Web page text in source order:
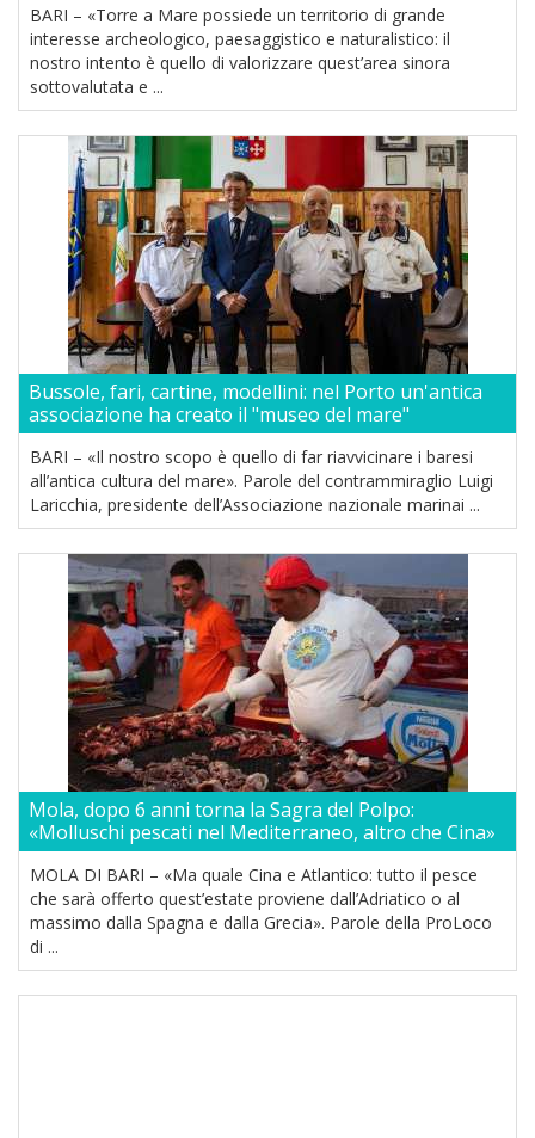
BARI – «Torre a Mare possiede un territorio di grande
interesse archeologico, paesaggistico e naturalistico: il
nostro intento è quello di valorizzare quest’area sinora
sottovalutata e ...
Bussole, fari, cartine, modellini: nel Porto un'antica
associazione ha creato il "museo del mare"
BARI – «Il nostro scopo è quello di far riavvicinare i baresi
all’antica cultura del mare». Parole del contrammiraglio Luigi
Laricchia, presidente dell’Associazione nazionale marinai ...
Mola, dopo 6 anni torna la Sagra del Polpo:
«Molluschi pescati nel Mediterraneo, altro che Cina»
MOLA DI BARI – «Ma quale Cina e Atlantico: tutto il pesce
che sarà offerto quest’estate proviene dall’Adriatico o al
massimo dalla Spagna e dalla Grecia». Parole della ProLoco
di ...